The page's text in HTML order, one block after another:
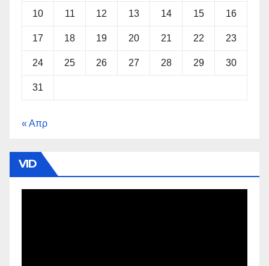
10 11 12 13 14 15 16
17 18 19 20 21 22 23
24 25 26 27 28 29 30
31
« Απρ
VID